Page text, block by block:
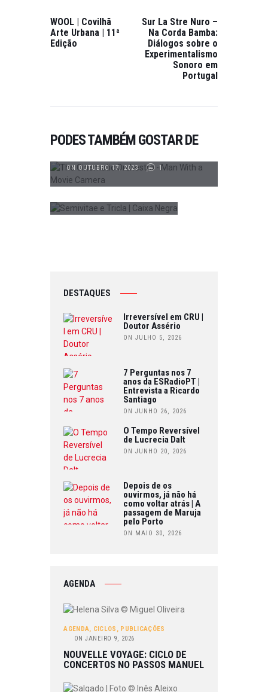
WOOL | Covilhã
Arte Urbana | 11ª
Edição
Sur La Stre Nuro –
Na Corda Bamba:
Diálogos sobre o
Experimentalismo
Sonoro em
Portugal
PODES TAMBÉM GOSTAR DE
THE CINEMATIC ORCHESTRA EM
ESTREIA NO CENTRO CULTURAL
ON OUTUBRO 17, 2023 1
SEMIVITAE E TRICLA @
FERREIRA
ON OUTUBRO 14, 2024
DESTAQUES
Irreversível em CRU |
Doutor Assério
ON JULHO 5, 2026
7 Perguntas nos 7
anos da ESRadioPT |
Entrevista a Ricardo
Santiago
ON JUNHO 26, 2026
O Tempo Reversível
de Lucrecia Dalt
ON JUNHO 20, 2026
Depois de os
ouvirmos, já não há
como voltar atrás | A
passagem de Maruja
pelo Porto
ON MAIO 30, 2026
AGENDA
AGENDA, CICLOS , PUBLICAÇÕES
ON JANEIRO 9, 2026
NOUVELLE VOYAGE: CICLO DE
CONCERTOS NO PASSOS MANUEL